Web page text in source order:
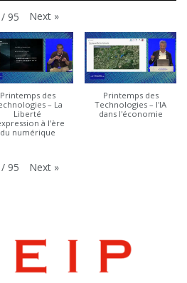
/ 95 Next »
Printemps des
– La
Liberté
à l’ère
du numérique
Printemps des
Technologies – l'IA
dans l'économie
/ 95 Next »